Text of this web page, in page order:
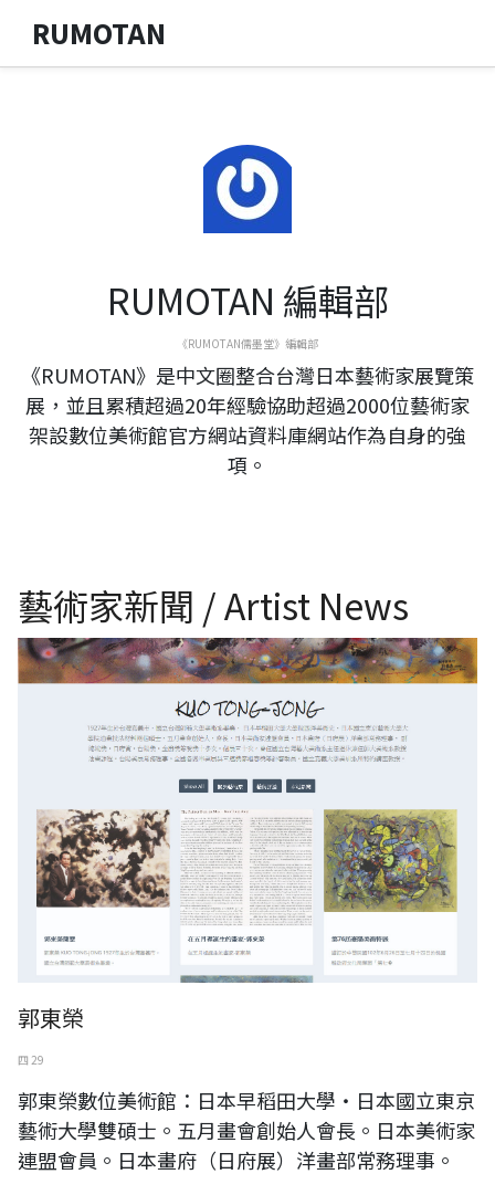
RUMOTAN
RUMOTAN 編輯部
《RUMOTAN儒墨堂》編輯部
《RUMOTAN》是中文圈整合台灣日本藝術家展覽策
展，並且累積超過20年經驗協助超過2000位藝術家
架設數位美術館官方網站資料庫網站作為自身的強
項。
藝術家新聞 / Artist News
郭東榮
四 29
郭東榮數位美術館：日本早稻田大學‧日本國立東京
藝術大學雙碩士。五月畫會創始人會長。日本美術家
連盟會員。日本畫府（日府展）洋畫部常務理事。